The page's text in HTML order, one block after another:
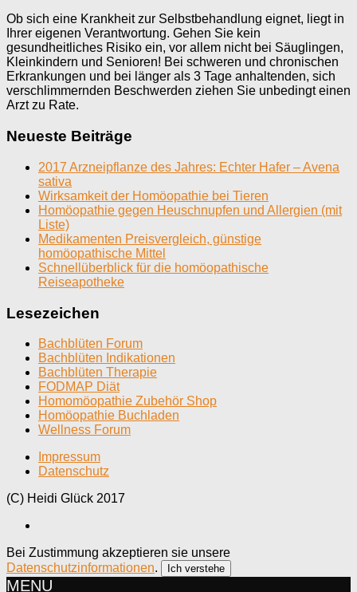
Ob sich eine Krankheit zur Selbstbehandlung eignet, liegt in
Ihrer eigenen Verantwortung. Gehen Sie kein
gesundheitliches Risiko ein, vor allem nicht bei Säuglingen,
Kleinkindern und Senioren! Bei schweren und chronischen
Erkrankungen und bei länger als 3 Tage anhaltenden, sich
verschlimmernden Beschwerden ziehen Sie unbedingt einen
Arzt zu Rate.
Neueste Beiträge
2017 Arzneipflanze des Jahres: Echter Hafer – Avena
sativa
Wirksamkeit der Homöopathie bei Tieren
Homöopathie gegen Heuschnupfen und Allergien (mit
Liste)
Medikamenten Preisvergleich, günstige
homöopathische Mittel
Schnellüberblick für die homöopathische
Reiseapotheke
Lesezeichen
Bachblüten Forum
Bachblüten Indikationen
Bachblüten Therapie
FODMAP Diät
Homomöopathie Zubehör Shop
Homöopathie Buchladen
Wellness Forum
Impressum
Datenschutz
(C) Heidi Glück 2017
Bei Zustimmung akzeptieren sie unsere
Datenschutzinformationen. Ich verstehe
MENU